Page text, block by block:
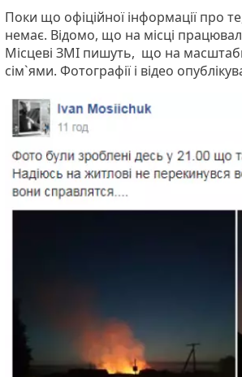
Поки що офіційної інформації про
немає. Відомо, що на місці
Місцеві ЗМІ пишуть, що на
сім`ями. Фотографії і відео